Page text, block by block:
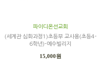
파이디온선교회
(세계관 심화과정1)초등부 교사용(초등4-
6학년)-예수빌리지
15,000원